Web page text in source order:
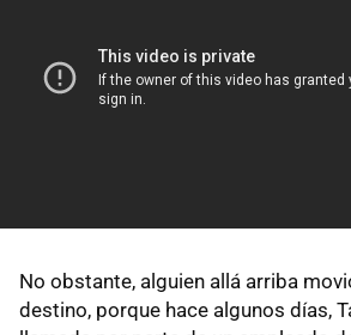
No obstante, alguien allá arriba
destino, porque hace algunos días,